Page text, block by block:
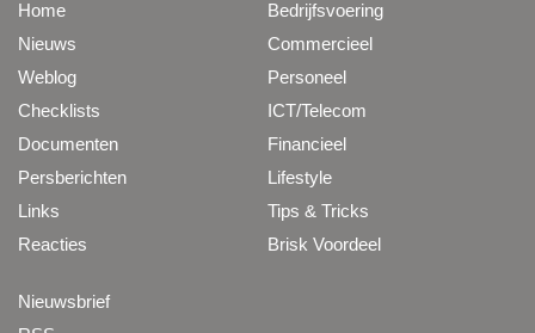
Home
Nieuws
Weblog
Checklists
Documenten
Persberichten
Links
Reacties
Bedrijfsvoering
Commercieel
Personeel
ICT/Telecom
Financieel
Lifestyle
Tips & Tricks
Brisk Voordeel
Nieuwsbrief